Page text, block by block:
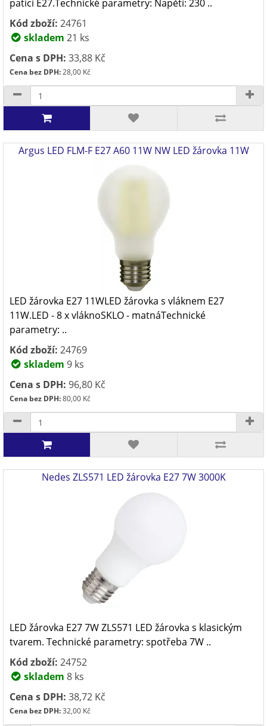
paticí E27.Technické parametry: Napětí: 230 ..
Kód zboží: 24761
skladem 21 ks
Cena s DPH: 33,88 Kč
Cena bez DPH:28,00 Kč
Argus LED FLM-F E27 A60 11W NW LED žárovka 11W
LED žárovka E27 11WLED žárovka s vláknem E27
11W.LED - 8 x vláknoSKLO - matnáTechnické
parametry: ..
Kód zboží: 24769
skladem 9 ks
Cena s DPH: 96,80 Kč
Cena bez DPH:80,00 Kč
Nedes ZLS571 LED žárovka E27 7W 3000K
LED žárovka E27 7W ZLS571 LED žárovka s klasickým
tvarem. Technické parametry: spotřeba 7W ..
Kód zboží: 24752
skladem 8 ks
Cena s DPH: 38,72 Kč
Cena bez DPH:32,00 Kč